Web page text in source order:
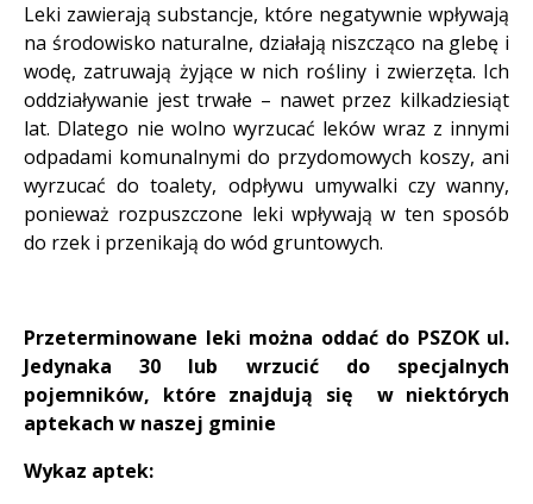
Leki zawierają substancje, które negatywnie wpływają
na środowisko naturalne, działają niszcząco na glebę i
wodę, zatruwają żyjące w nich rośliny i zwierzęta. Ich
oddziaływanie jest trwałe – nawet przez kilkadziesiąt
lat. Dlatego nie wolno wyrzucać leków wraz z innymi
odpadami komunalnymi do przydomowych koszy, ani
wyrzucać do toalety, odpływu umywalki czy wanny,
ponieważ rozpuszczone leki wpływają w ten sposób
do rzek i przenikają do wód gruntowych.
Przeterminowane leki można oddać do PSZOK ul.
Jedynaka 30 lub wrzucić do specjalnych
pojemników, które znajdują się w niektórych
aptekach w naszej gminie
Wykaz aptek: